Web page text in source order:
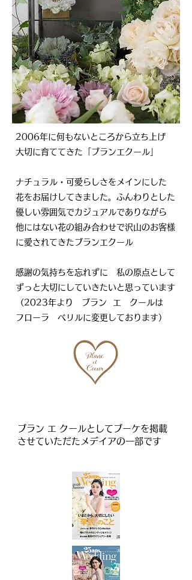
2006年に何もないところから立ち上げ
大切に育ててきた「ブランエクール」
ナチュラル・可愛らしさをメインにした
花をお届けしてきました。ふんわりとした
優しい雰囲気でカジュアルでありながら
他にはない花の組み合わせで沢山のお客様
に愛されてきたブランエクール
​感謝の気持ちを忘れずに 私の原点として
ずっと大切にしていきたいと思っています
（2023年より ブラン エ クールは
フローラ ベリルに変更しております）
ブラン エ クールとしてブーケを掲載
させていただたメデイアの一部です